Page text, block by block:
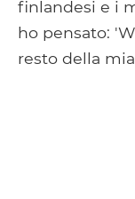
finlandesi e i
ho pensato:
resto della